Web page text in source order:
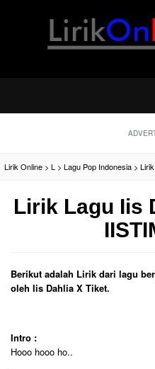
Lirik Online > L > Lagu Pop Indonesia >
Lirik Lagu Iis
Berikut adalah Lirik dari lagu
oleh Iis Dahlia X Tiket.
Intro :
Hooo hooo ho..